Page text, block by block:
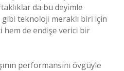
da bu deyimle
teknoloji meraklı biri için
hem de endişe verici bir
performansını övgüyle